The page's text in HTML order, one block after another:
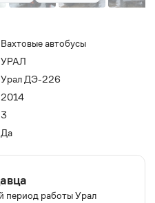
Вахтовые автобусы
УРАЛ
Урал ДЭ-226
2014
3
Да
период работы Урал